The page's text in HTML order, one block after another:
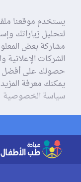
يستخدم موقعنا
لتحليل زياراتك
الشركات
حصولك على أفضل
يمكنك معرفة
سياسة الخصوصية